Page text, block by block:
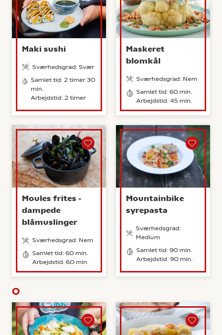
Maki sushi
Sværhedsgrad: Svær
Samlet tid: 2 timer 30
min.
Arbejdstid: 2 timer
Maskeret
blomkål
Sværhedsgrad: Nem
Samlet tid: 60 min.
Arbejdstid: 45 min.
Moules frites -
dampede
blåmuslinger
Sværhedsgrad: Nem
Samlet tid: 60 min.
Arbejdstid: 60 min.
Mountainbike
syrepasta
Sværhedsgrad:
Medium
Samlet tid: 90 min.
Arbejdstid: 90 min.
O